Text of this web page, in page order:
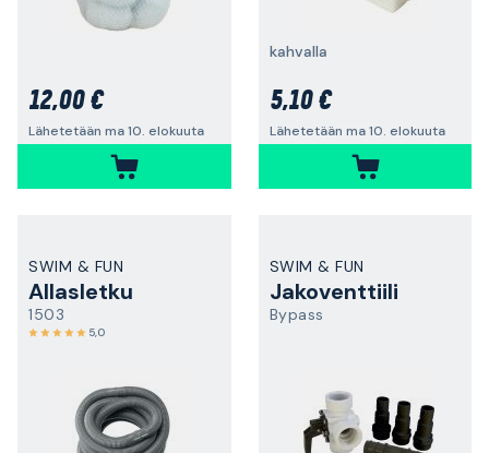
12,00 €
Lähetetään ma 10. elokuuta
kahvalla
5,10 €
Lähetetään ma 10. elokuuta
SWIM & FUN
Allasletku
1503
5,0
SWIM & FUN
Jakoventtiili
Bypass